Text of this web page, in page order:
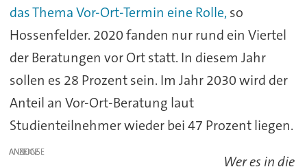
das Thema Vor-Ort-Termin eine Rolle,so
Hossenfelder. 2020 fanden nur rund ein Viertel
der Beratungen vor Ort statt. In diesem Jahr
sollen es 28 Prozent sein. Im Jahr 2030 wird der
Anteil an Vor-Ort-Beratung laut
Studienteilnehmer wieder bei 47 Prozent liegen.
ANZEIGE
Wer es in die